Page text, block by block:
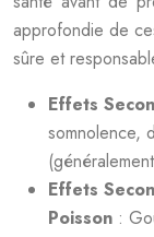
approfondie de
sûre et
Effets
somnolence,
Effets
Poisson :